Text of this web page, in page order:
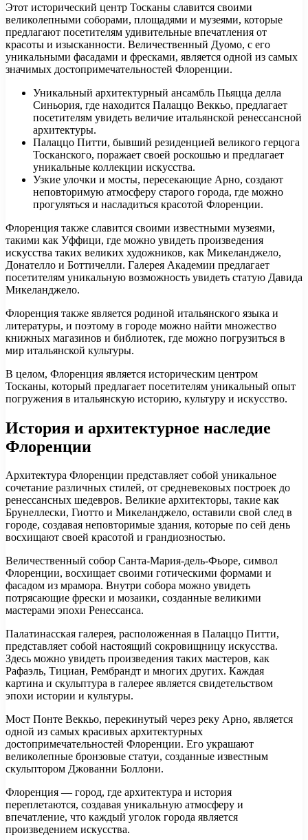
Этот исторический центр Тосканы славится своими
великолепными соборами, площадями и музеями, которые
предлагают посетителям удивительные впечатления от
красоты и изысканности. Величественный Дуомо, с его
уникальными фасадами и фресками, является одной из самых
значимых достопримечательностей Флоренции.
Уникальный архитектурный ансамбль Пьяцца делла
Синьория, где находится Палаццо Веккьо, предлагает
посетителям увидеть величие итальянской ренессансной
архитектуры.
Палаццо Питти, бывший резиденцией великого герцога
Тосканского, поражает своей роскошью и предлагает
уникальные коллекции искусства.
Узкие улочки и мосты, пересекающие Арно, создают
неповторимую атмосферу старого города, где можно
прогуляться и насладиться красотой Флоренции.
Флоренция также славится своими известными музеями,
такими как Уффици, где можно увидеть произведения
искусства таких великих художников, как Микеланджело,
Донателло и Боттичелли. Галерея Академии предлагает
посетителям уникальную возможность увидеть статую Давида
Микеланджело.
Флоренция также является родиной итальянского языка и
литературы, и поэтому в городе можно найти множество
книжных магазинов и библиотек, где можно погрузиться в
мир итальянской культуры.
В целом, Флоренция является историческим центром
Тосканы, который предлагает посетителям уникальный опыт
погружения в итальянскую историю, культуру и искусство.
История и архитектурное наследие
Флоренции
Архитектура Флоренции представляет собой уникальное
сочетание различных стилей, от средневековых построек до
ренессансных шедевров. Великие архитекторы, такие как
Брунеллески, Гиотто и Микеланджело, оставили свой след в
городе, создавая неповторимые здания, которые по сей день
восхищают своей красотой и грандиозностью.
Величественный собор Санта-Мария-дель-Фьоре, символ
Флоренции, восхищает своими готическими формами и
фасадом из мрамора. Внутри собора можно увидеть
потрясающие фрески и мозаики, созданные великими
мастерами эпохи Ренессанса.
Палатинасская галерея, расположенная в Палаццо Питти,
представляет собой настоящий сокровищницу искусства.
Здесь можно увидеть произведения таких мастеров, как
Рафаэль, Тициан, Рембрандт и многих других. Каждая
картина и скульптура в галерее является свидетельством
эпохи истории и культуры.
Мост Понте Веккьо, перекинутый через реку Арно, является
одной из самых красивых архитектурных
достопримечательностей Флоренции. Его украшают
великолепные бронзовые статуи, созданные известным
скульптором Джованни Боллони.
Флоренция — город, где архитектура и история
переплетаются, создавая уникальную атмосферу и
впечатление, что каждый уголок города является
произведением искусства.